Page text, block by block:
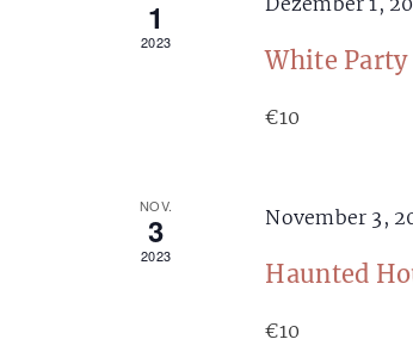
1
2023
White Party
€10
NOV.
3
2023
November 3,
Haunted
€10